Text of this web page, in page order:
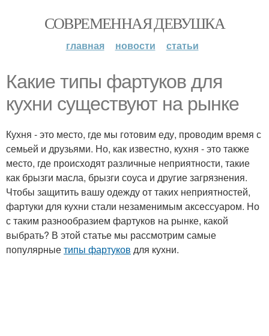
СОВРЕМЕННАЯ ДЕВУШКА
главная новости статьи
Какие типы фартуков для
кухни существуют на рынке
Кухня - это место, где мы готовим еду, проводим время с
семьей и друзьями. Но, как известно, кухня - это также
место, где происходят различные неприятности, такие
как брызги масла, брызги соуса и другие загрязнения.
Чтобы защитить вашу одежду от таких неприятностей,
фартуки для кухни стали незаменимым аксессуаром. Но
с таким разнообразием фартуков на рынке, какой
выбрать? В этой статье мы рассмотрим самые
популярныетипы фартуков для кухни.